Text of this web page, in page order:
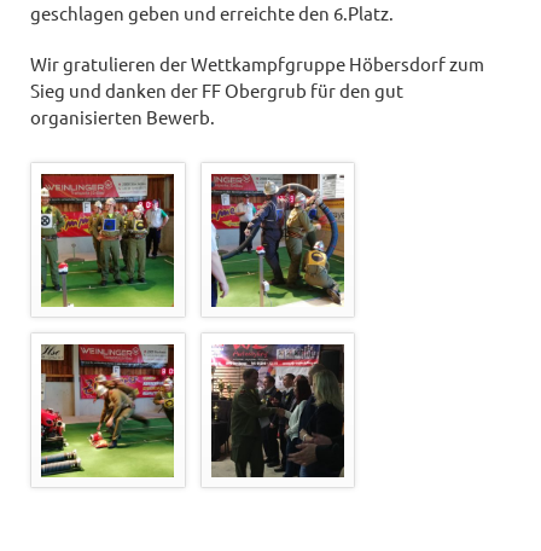
geschlagen geben und erreichte den 6.Platz.
Wir gratulieren der Wettkampfgruppe Höbersdorf zum
Sieg und danken der FF Obergrub für den gut
organisierten Bewerb.